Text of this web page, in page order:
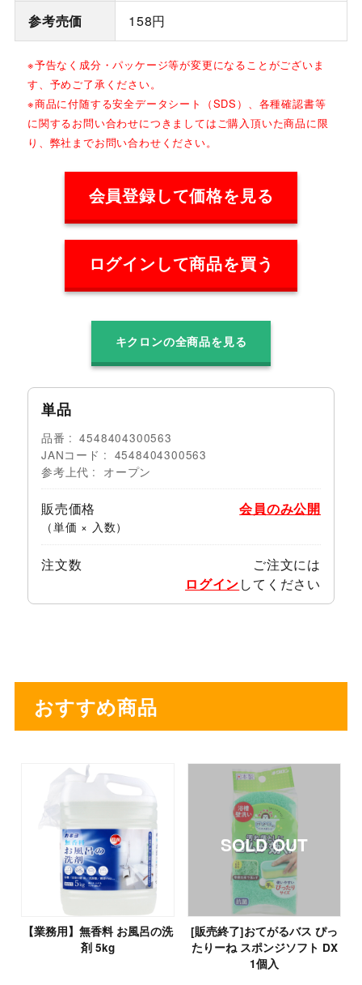
参考売価 158円
※予告なく成分・パッケージ等が変更になることがございま
す、予めご了承ください。
※商品に付随する安全データシート（SDS）、各種確認書等
に関するお問い合わせにつきましてはご購入頂いた商品に限
り、弊社までお問い合わせください。
会員登録して価格を見る
ログインして商品を買う
キクロンの全商品を見る
単品
品番
4548404300563
JANコード
4548404300563
参考上代
オープン
販売価格
（単価 × 入数）
会員のみ公開
注文数
ご注文には
ログインしてください
おすすめ商品
【業務用】無香料 お風呂の洗
剤 5kg
[販売終了]おてがるバス ぴっ
たりーね スポンジソフト DX
1個入